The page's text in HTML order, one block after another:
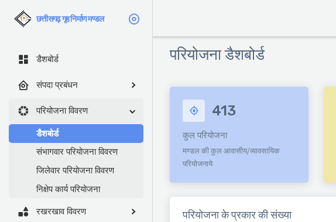
छत्तीसगढ़ गृह निर्माण मण्डल
डैशबोर्ड
संपदा प्रबंधन
परियोजना विवरण
डैशबोर्ड
संभागवार परियोजना विवरण
जिलेवार परियोजना विवरण
निक्षेप कार्य परियोजना
रखरखाव विवरण
परियोजना डैशबोर्ड
413
कुल परियोजना
मण्डल की कुल आवासीय/व्यावसायिक
परियोजनाये
परियोजना के प्रकार की संख्या